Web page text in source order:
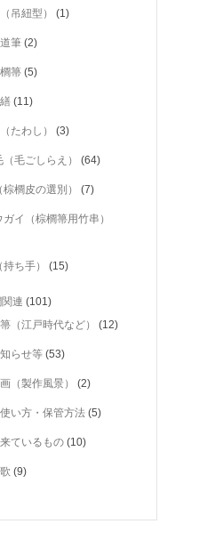
吊紐型） (1)
筆 (2)
箒 (5)
(11)
たわし） (3)
毛ごしらえ） (64)
櫚皮の選別） (7)
イ（棕櫚箒用竹串）
ち手） (15)
連 (101)
（江戸時代など）
(12)
らせ等 (53)
（製作風景） (2)
い方・保管方法 (5)
ているもの (10)
(9)